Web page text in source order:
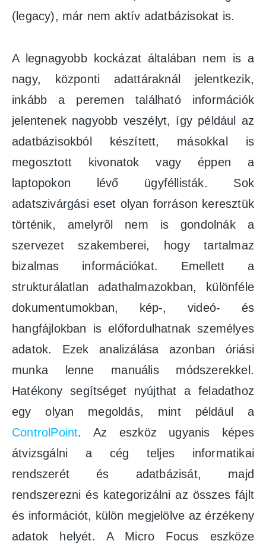
(legacy), már nem aktív adatbázisokat is.
A legnagyobb kockázat általában nem is a
nagy, központi adattáraknál jelentkezik,
inkább a peremen található információk
jelentenek nagyobb veszélyt, így például az
adatbázisokból készített, másokkal is
megosztott kivonatok vagy éppen a
laptopokon lévő ügyféllisták. Sok
adatszivárgási eset olyan forráson keresztük
történik, amelyről nem is gondolnák a
szervezet szakemberei, hogy tartalmaz
bizalmas információkat. Emellett a
strukturálatlan adathalmazokban, különféle
dokumentumokban, kép-, videó- és
hangfájlokban is előfordulhatnak személyes
adatok. Ezek analizálása azonban óriási
munka lenne manuális módszerekkel.
Hatékony segítséget nyújthat a feladathoz
egy olyan megoldás, mint például a
ControlPoint. Az eszköz ugyanis képes
átvizsgálni a cég teljes informatikai
rendszerét és adatbázisát, majd
rendszerezni és kategorizálni az összes fájlt
és információt, külön megjelölve az érzékeny
adatok helyét. A Micro Focus eszköze